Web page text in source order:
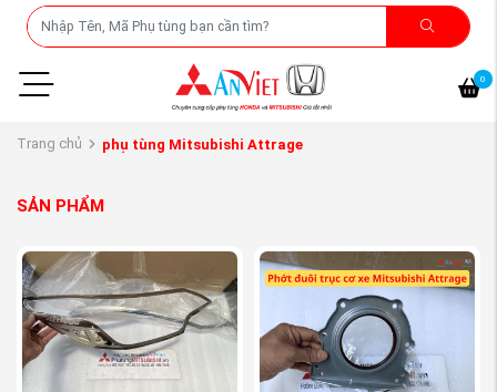
0
Trang chủ phụ tùng Mitsubishi Attrage
SẢN PHẨM